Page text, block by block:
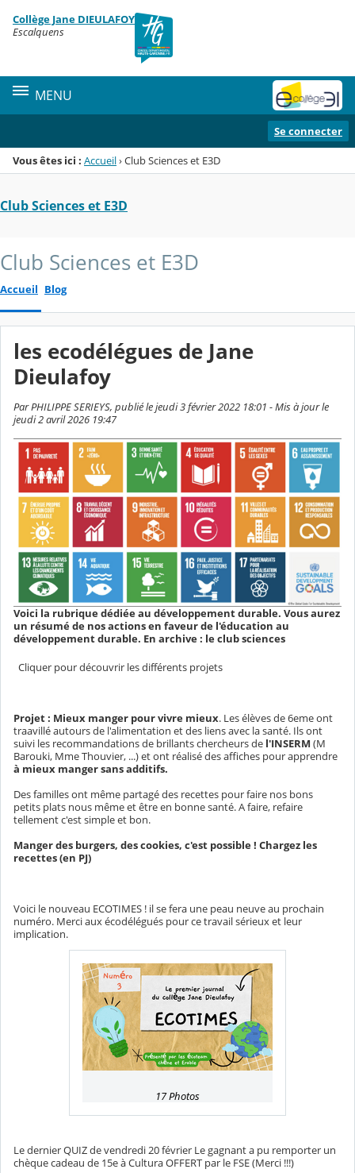
Menu de la rubrique
Contenu
Collège Jane DIEULAFOY
Escalquens
MENU
Se connecter
Vous êtes ici : Accueil›Club Sciences et E3D
Club Sciences et E3D
Club Sciences et E3D
Accueil Blog
les ecodélégues de Jane
Dieulafoy
Par PHILIPPE SERIEYS, publié le jeudi 3 février 2022 18:01 - Mis à jour le
jeudi 2 avril 2026 19:47
Voici la rubrique dédiée au développement durable. Vous aurez
un résumé de nos actions en faveur de l'éducation au
développement durable. En archive : le club sciences
Cliquer pour découvrir les différents projets
Projet : Mieux manger pour vivre mieux. Les élèves de 6eme ont
traavillé autours de l'alimentation et des liens avec la santé. Ils ont
suivi les recommandations de brillants chercheurs de l'INSERM (M
Barouki, Mme Thouvier, ...) et ont réalisé des affiches pour apprendre
à mieux manger sans additifs.
Des familles ont même partagé des recettes pour faire nos bons
petits plats nous même et être en bonne santé. A faire, refaire
tellement c'est simple et bon.
Manger des burgers, des cookies, c'est possible ! Chargez les
recettes (en PJ)
Voici le nouveau ECOTIMES ! il se fera une peau neuve au prochain
numéro. Merci aux écodélégués pour ce travail sérieux et leur
implication.
17 Photos
Le dernier QUIZ de vendredi 20 février Le gagnant a pu remporter un
chèque cadeau de 15e à Cultura OFFERT par le FSE (Merci !!!)